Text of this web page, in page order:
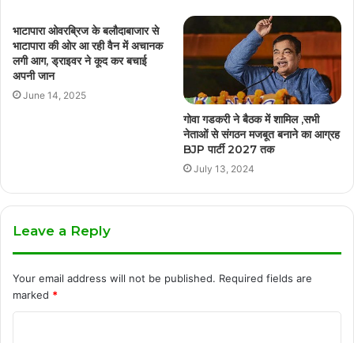
भाटापारा ओवरब्रिज के बलौदाबाजार से
भाटापारा की ओर आ रही वैन में अचानक
लगी आग, ड्राइवर ने कूद कर बचाई
अपनी जान
June 14, 2025
गोवा गडकरी ने बैठक में शामिल ,सभी
नेताओं से संगठन मजबूत बनाने का आग्रह
BJP पार्टी 2027 तक
July 13, 2024
Leave a Reply
Your email address will not be published. Required fields are
marked *